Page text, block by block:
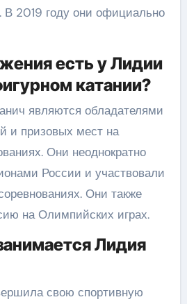
В 2019 году они официально
есть у Лидии
катании?
являются обладателями
и призовых мест на
Они неоднократно
России и участвовали
Они также
на Олимпийских играх.
Лидия
свою спортивную